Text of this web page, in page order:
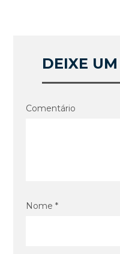
DEIXE
Comentário
Nome *